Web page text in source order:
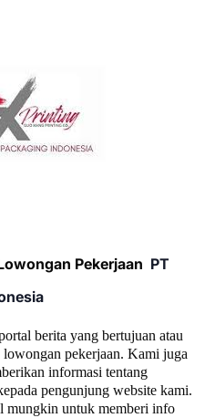
Pekerjaan PT
berita yang bertujuan atau
pekerjaan. Kami juga
informasi tentang
pengunjung website kami.
mungkin untuk memberi info